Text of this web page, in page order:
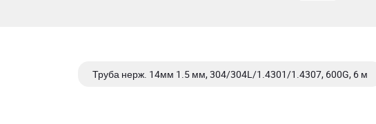
Труба нерж. 14мм 1.5 мм, 304/304L/1.4301/1.4307, 600G, 6 м